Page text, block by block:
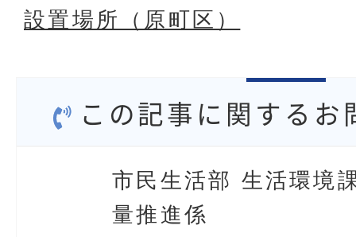
設置場所（原町区）
この記事に関するお
市民生活部 生活環境
量推進係